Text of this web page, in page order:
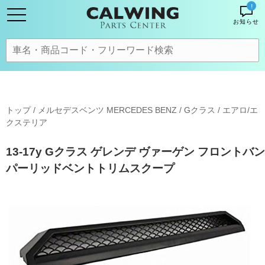
!
お知らせ
トップ/ メルセデスベンツ MERCEDES BENZ / Gクラス / エアロ/エ
クステリア
13-17y Gクラス ゲレンデ ヴァーゲン フロントバン
パーリッドベントトリムスクープ